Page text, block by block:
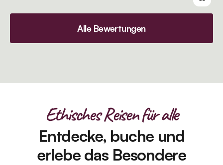
Alle Bewertungen
Ethisches Reisen für alle
Entdecke, buche und
erlebe das Besondere